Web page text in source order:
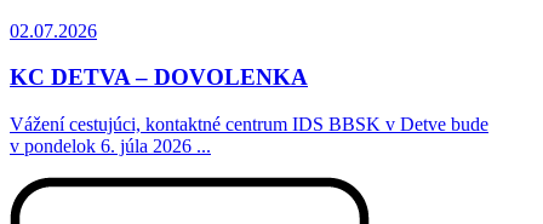
02.07.2026
KC DETVA – DOVOLENKA
Vážení cestujúci, kontaktné centrum IDS BBSK v Detve bude
v pondelok 6. júla 2026 ...